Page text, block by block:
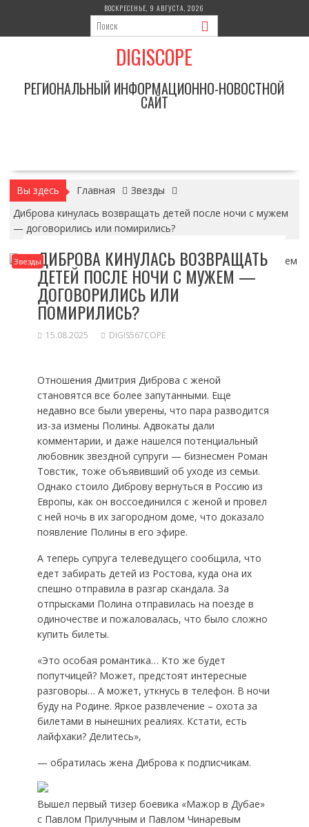
содержимому
ВОСКРЕСЕНЬЕ, 9 АВГУСТА, 2026
DIGISCOPE
РЕГИОНАЛЬНЫЙ ИНФОРМАЦИОННО-НОВОСТНОЙ
САЙТ
Вы здесь Главная
Звезды
Диброва кинулась возвращать детей после ночи с мужем
— договорились или помирились?
ЗвездыДИБРОВА КИНУЛАСЬ ВОЗВРАЩАТЬ
ДЕТЕЙ ПОСЛЕ НОЧИ С МУЖЕМ —
ДОГОВОРИЛИСЬ ИЛИ
ПОМИРИЛИСЬ?
15.08.2025 DIGIS567COPE
Отношения Дмитрия Диброва с женой
становятся все более запутанными. Еще
недавно все были уверены, что пара разводится
из-за измены Полины. Адвокаты дали
комментарии, и даже нашелся потенциальный
любовник звездной супруги — бизнесмен Роман
Товстик, тоже объявивший об уходе из семьи.
Однако стоило Диброву вернуться в Россию из
Европы, как он воссоединился с женой и провел
с ней ночь в их загородном доме, что доказало
появление Полины в его эфире.
А теперь супруга телеведущего сообщила, что
едет забирать детей из Ростова, куда она их
спешно отправила в разгар скандала. За
отпрысками Полина отправилась на поезде в
одиночестве и пожаловалась, что было сложно
купить билеты.
«Это особая романтика… Кто же будет
попутчицей? Может, предстоят интересные
разговоры… А может, уткнусь в телефон. В ночи
буду на Родине. Яркое развлечение – охота за
билетами в нынешних реалиях. Кстати, есть
лайфхаки? Делитесь»,
— обратилась жена Диброва к подписчикам.
Вышел первый тизер боевика «Мажор в Дубае»
с Павлом Прилучным и Павлом Чинаревым